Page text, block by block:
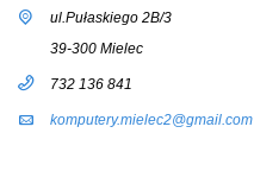
ul.Pułaskiego 2B/3
39-300 Mielec
732 136 841
komputery.mielec2@gmail.com